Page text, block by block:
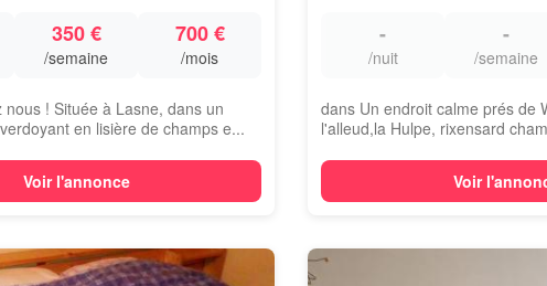
350 €
/semaine
700 €
/mois
nous ! Située à Lasne, dans un
en lisière de champs e...
Voir l'annonce
-
/nuit
-
/semaine
dans Un endroit calme prés de
l'alleud,la Hulpe, rixensard
Voir